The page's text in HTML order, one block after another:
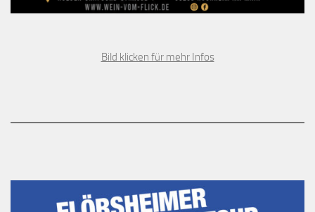
Bild klicken für mehr Infos